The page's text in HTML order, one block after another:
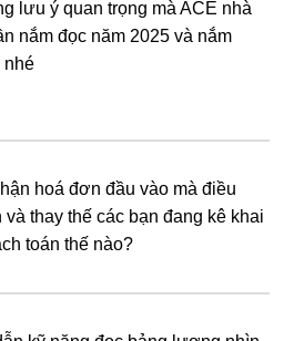
lưu ý quan trọng mà ACE nhà
nắm đọc năm 2025 và nắm
nhé
hoá đơn đầu vào mà điều
và thay thế các bạn đang kê khai
toán thế nào?